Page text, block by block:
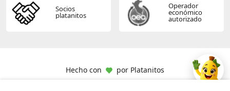
Socios
platanitos
Operador
económico
autorizado
Hecho con por Platanitos